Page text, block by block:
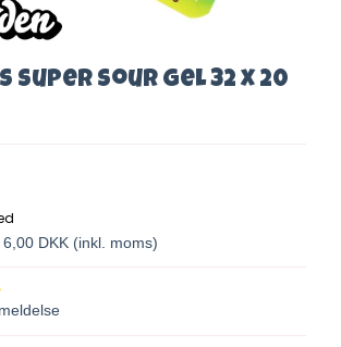
super sour gel 32 x 20
DKK (inkl. moms)